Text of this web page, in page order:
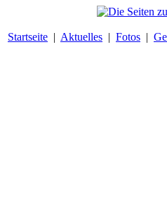
Startseite | Aktuelles | Fotos |